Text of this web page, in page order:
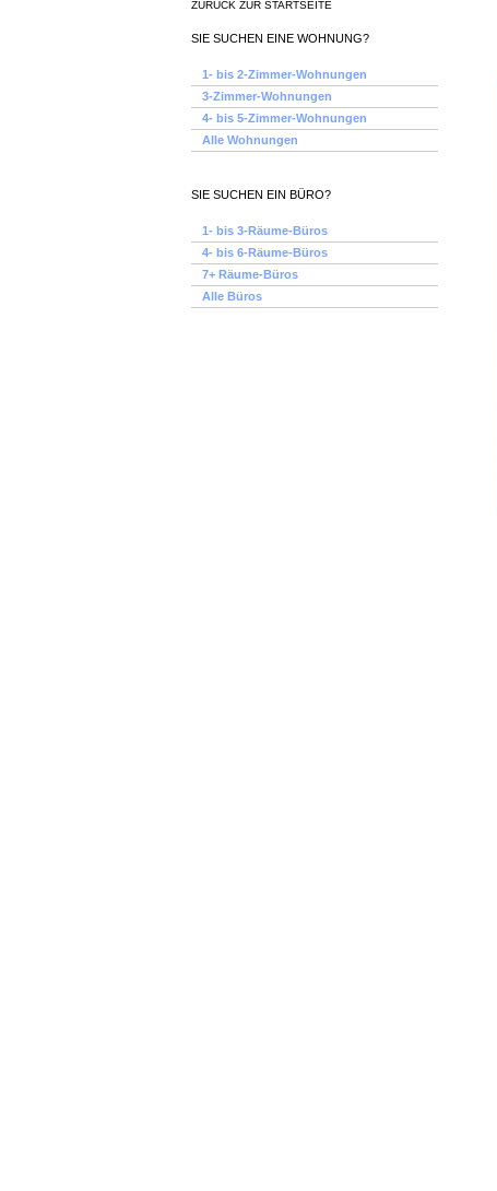
ZURÜCK ZUR STARTSEITE
SIE SUCHEN EINE WOHNUNG?
1- bis 2-Zimmer-Wohnungen
3-Zimmer-Wohnungen
4- bis 5-Zimmer-Wohnungen
Alle Wohnungen
SIE SUCHEN EIN BÜRO?
1- bis 3-Räume-Büros
4- bis 6-Räume-Büros
7+ Räume-Büros
Alle Büros